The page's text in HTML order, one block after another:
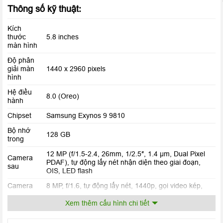
Điện thoại Samsung Galaxy S9được trang bị viên pin có dung
lượng 3000 mAh cho thời gian sử dụng thoải mái hơn. Và chắc
chắn máy được trang bị công nghệ sạc nhanh hiện đại nhất của
Qualcomm giúp người dùng có thể nhanh chóng sạc đầy pin
trong thời gian ngắn nhất.
Thông số kỹ thuật:
Kích
thước
màn hình
5.8 inches
Độ phân
giải màn
hình
1440 x 2960 pixels
Hệ điều
hành
8.0 (Oreo)
Chipset
Samsung Exynos 9 9810
Bộ nhớ
trong
128 GB
Camera
sau
12 MP (f/1.5-2.4, 26mm, 1/2.5″, 1.4 µm, Dual Pixel
PDAF), tự động lấy nét nhận diện theo giai đoạn,
OIS, LED flash
Camera
trước
8 MP, f/1.6, tự động lấy nét, 1440p, gọi video kép,
HDR tự động
Xem thêm cấu hình chi tiết